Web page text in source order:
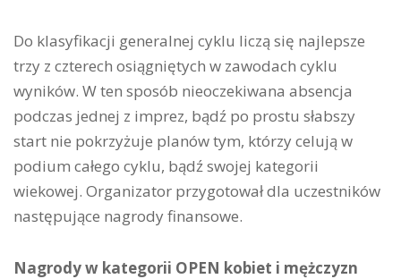
Do klasyfikacji generalnej cyklu liczą się najlepsze
trzy z czterech osiągniętych w zawodach cyklu
wyników. W ten sposób nieoczekiwana absencja
podczas jednej z imprez, bądź po prostu słabszy
start nie pokrzyżuje planów tym, którzy celują w
podium całego cyklu, bądź swojej kategorii
wiekowej. Organizator przygotował dla uczestników
następujące nagrody finansowe.
Nagrody w kategorii OPEN kobiet i mężczyzn